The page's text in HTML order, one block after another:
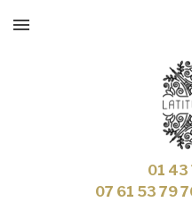
01 43
07 61 53 79